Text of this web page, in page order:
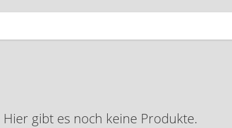
Hier gibt es noch keine Produkte.